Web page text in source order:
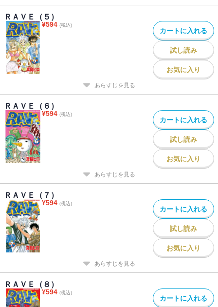
ＲＡＶＥ（５）
¥594 (税込)
カートに入れる
試し読み
お気に入り
あらすじを見る
ＲＡＶＥ（６）
¥594 (税込)
カートに入れる
試し読み
お気に入り
あらすじを見る
ＲＡＶＥ（７）
¥594 (税込)
カートに入れる
試し読み
お気に入り
あらすじを見る
ＲＡＶＥ（８）
¥594 (税込)
カートに入れる